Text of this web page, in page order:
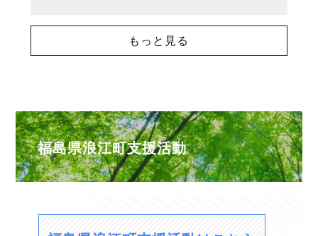
もっと見る
福島県浪江町支援活動